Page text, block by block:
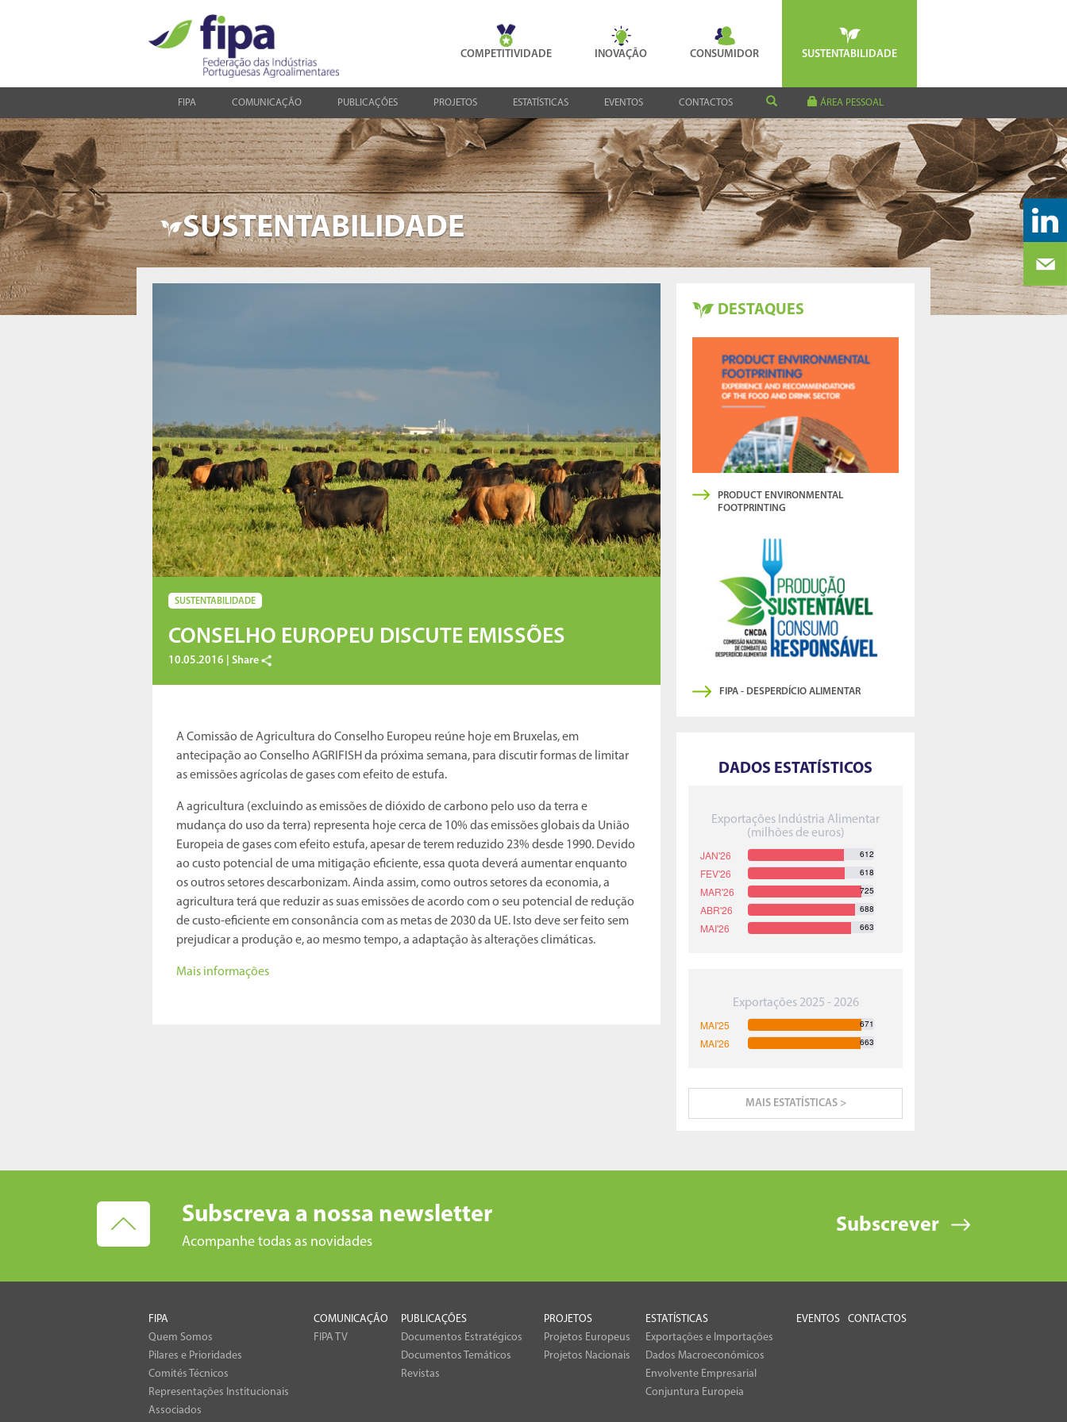
COMPETITIVIDADE INOVAÇÃO CONSUMIDOR SUSTENTABILIDADE
FIPA COMUNICAÇÃO PUBLICAÇÕES PROJETOS ESTATÍSTICAS EVENTOS CONTACTOS ÁREA PESSOAL
SUSTENTABILIDADE
SUSTENTABILIDADE
CONSELHO EUROPEU DISCUTE EMISSÕES
10.05.2016 | Share
A Comissão de Agricultura do Conselho Europeu reúne hoje em Bruxelas, em
antecipação ao Conselho AGRIFISH da próxima semana, para discutir formas de limitar
as emissões agrícolas de gases com efeito de estufa.
A agricultura (excluindo as emissões de dióxido de carbono pelo uso da terra e
mudança do uso da terra) representa hoje cerca de 10% das emissões globais da União
Europeia de gases com efeito estufa, apesar de terem reduzido 23% desde 1990. Devido
ao custo potencial de uma mitigação eficiente, essa quota deverá aumentar enquanto
os outros setores descarbonizam. Ainda assim, como outros setores da economia, a
agricultura terá que reduzir as suas emissões de acordo com o seu potencial de redução
de custo-eficiente em consonância com as metas de 2030 da UE. Isto deve ser feito sem
prejudicar a produção e, ao mesmo tempo, a adaptação às alterações climáticas.
Mais informações
DESTAQUES
PRODUCT ENVIRONMENTAL
FOOTPRINTING
FIPA - DESPERDÍCIO ALIMENTAR
DADOS ESTATÍSTICOS
Exportações Indústria Alimentar
(milhões de euros)
612
618
725
688
663
Exportações 2025 - 2026
671
663
MAIS ESTATÍSTICAS >
Subscreva a nossa newsletter
Acompanhe todas as novidades
Subscrever
FIPA
Quem Somos
Pilares e Prioridades
Comités Técnicos
Representações Institucionais
Associados
COMUNICAÇÃO
FIPA TV
PUBLICAÇÕES
Documentos Estratégicos
Documentos Temáticos
Revistas
PROJETOS
Projetos Europeus
Projetos Nacionais
ESTATÍSTICAS
Exportações e Importações
Dados Macroeconómicos
Envolvente Empresarial
Conjuntura Europeia
EVENTOS CONTACTOS